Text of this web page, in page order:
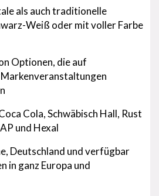
als auch traditionelle
Weiß oder mit voller Farbe
Optionen, die auf
Cola, Schwäbisch Hall, Rust
und Hexal
Deutschland und verfügbar
in ganz Europa und